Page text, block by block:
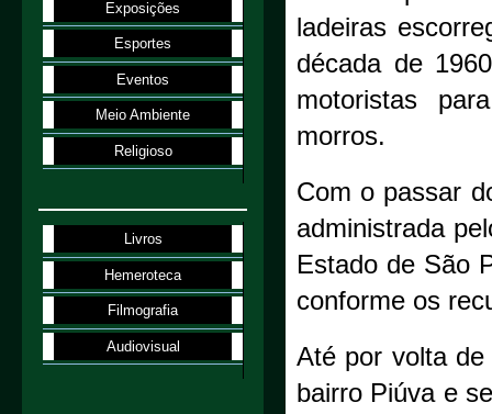
ladeiras
década de
motoristas
morros.
Com o passar
administrada
Estado de São
conforme os
Até por volta de
bairro Piúva e
Exposições
Esportes
Eventos
Meio Ambiente
Religioso
Livros
Hemeroteca
Filmografia
Audiovisual